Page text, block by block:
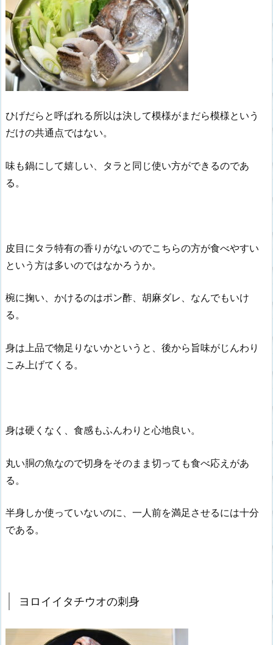
ひげだらと呼ばれる所以は決して模様がまだら模様という
だけの共通点ではない。
味も鍋にして嬉しい、タラと同じ使い方ができるのであ
る。
皮目にタラ特有の香りがないのでこちらの方が食べやすい
という方は多いのではなかろうか。
椀に掬い、かけるのはポン酢、胡麻ダレ、なんでもいけ
る。
身は上品で物足りないかというと、後から旨味がじんわり
こみ上げてくる。
身は硬くなく、食感もふんわりと心地良い。
丸い胴の魚なので切身をそのまま切っても食べ応えがあ
る。
半身しか使っていないのに、一人前を満足させるには十分
である。
ヨロイイタチウオの刺身